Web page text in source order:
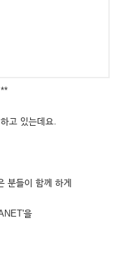
고 있는데요.
분들이 함께 하게
을